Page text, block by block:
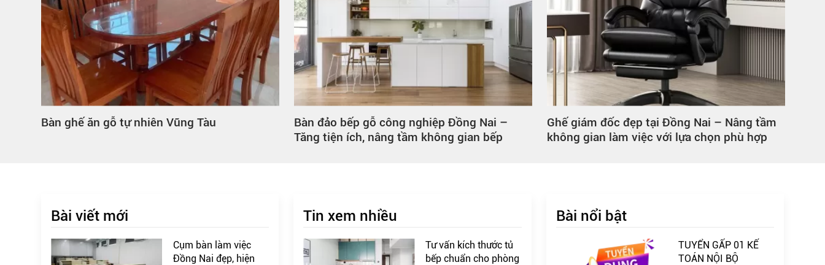
Bàn ghế ăn gỗ tự nhiên Vũng Tàu
Bàn đảo bếp gỗ công nghiệp Đồng Nai –
Tăng tiện ích, nâng tầm không gian bếp
Ghế giám đốc đẹp tại Đồng Nai – Nâng tầm
không gian làm việc với lựa chọn phù hợp
Bài viết mới
Cụm bàn làm việc
Đồng Nai đẹp, hiện
Tin xem nhiều
Tư vấn kích thước tủ
bếp chuẩn cho phòng
Bài nổi bật
TUYỂN GẤP 01 KẾ
TOÁN NỘI BỘ